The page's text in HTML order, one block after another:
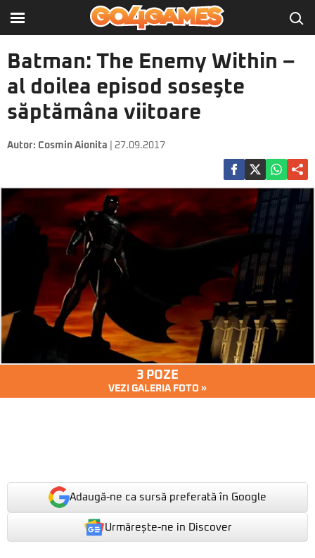
Batman: The Enemy Within –
al doilea episod soseşte
săptămâna viitoare
Autor: Cosmin Aionita | 27.09.2017
3 POZE
VEZI GALERIA FOTO »
Adaugă-ne ca sursă preferată în Google
Urmărește-ne in Discover